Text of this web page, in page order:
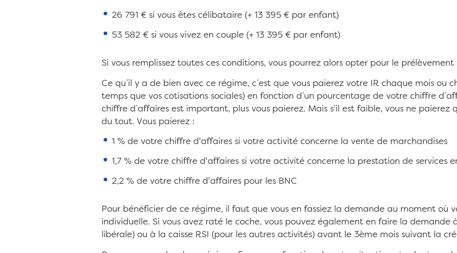
26 791 € si vous êtes célibataire (+ 13 395 € par enfant)
53 582 € si vous vivez en couple (+ 13 395 € par enfant)
Si vous remplissez toutes ces conditions, vous pourrez alors opter pour le prélèvement
Ce qu’il y a de bien avec ce régime, c’est que vous paierez votre IR chaque mois ou
temps que vos cotisations sociales) en fonction d’un pourcentage de votre chiffre
chiffre d’affaires est important, plus vous paierez. Mais s’il est faible, vous ne paierez
du tout. Vous paierez :
1 % de votre chiffre d'affaires si votre activité concerne la vente de marchandises
1,7 % de votre chiffre d'affaires si votre activité concerne la prestation de services
2,2 % de votre chiffre d'affaires pour les BNC
Pour bénéficier de ce régime, il faut que vous en fassiez la demande au moment où
individuelle. Si vous avez raté le coche, vous pouvez également en faire la demande
libérale) ou à la caisse RSI (pour les autres activités) avant le 3ème mois suivant la